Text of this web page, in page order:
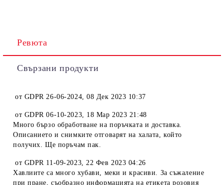
Ревюта
Свързани продукти
от GDPR 26-06-2024,08 Дек 2023 10:37
от GDPR 06-10-2023, 18 Мар 2023 21:48
Много бързо обработване на поръчката и доставка.
Описанието и снимките отговарят на халата, който
получих. Ще поръчам пак.
от GDPR 11-09-2023,22 Фев 2023 04:26
Хавлиите са много хубави, меки и красиви. За съжаление
при пране, съобразно информацията на етикета розовия